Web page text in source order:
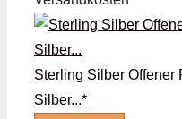
Sterling Silber Offener
Silber...*